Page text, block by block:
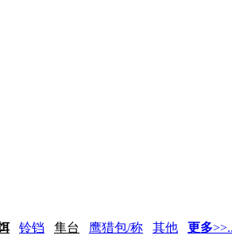
铃铛 隼台 鹰猎包/称 其他 更多